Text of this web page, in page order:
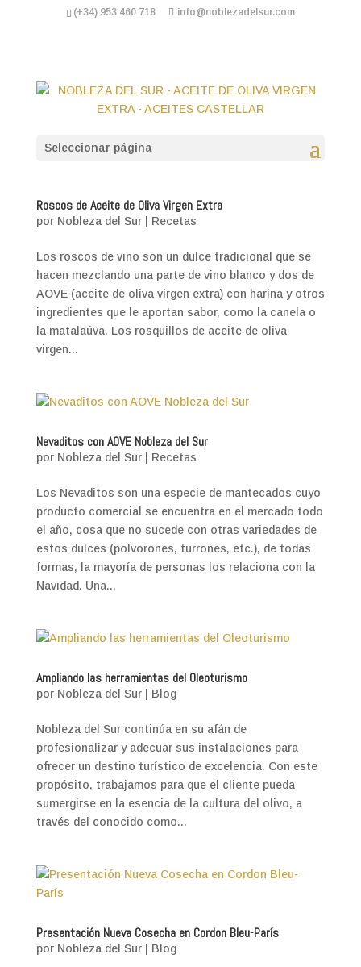
(+34) 953 460 718 info@noblezadelsur.com
Seleccionar página
Roscos de Aceite de Oliva Virgen Extra
por Nobleza del Sur| Recetas
Los roscos de vino son un dulce tradicional que se
hacen mezclando una parte de vino blanco y dos de
AOVE (aceite de oliva virgen extra) con harina y otros
ingredientes que le aportan sabor, como la canela o
la matalaúva. Los rosquillos de aceite de oliva
virgen...
Nevaditos con AOVE Nobleza del Sur
por Nobleza del Sur| Recetas
Los Nevaditos son una especie de mantecados cuyo
producto comercial se encuentra en el mercado todo
el año, cosa que no sucede con otras variedades de
estos dulces (polvorones, turrones, etc.), de todas
formas, la mayoría de personas los relaciona con la
Navidad. Una...
Ampliando las herramientas del Oleoturismo
por Nobleza del Sur| Blog
Nobleza del Sur continúa en su afán de
profesionalizar y adecuar sus instalaciones para
ofrecer un destino turístico de excelencia. Con este
propósito, trabajamos para que el cliente pueda
sumergirse en la esencia de la cultura del olivo, a
través del conocido como...
Presentación Nueva Cosecha en Cordon Bleu-París
por Nobleza del Sur| Blog